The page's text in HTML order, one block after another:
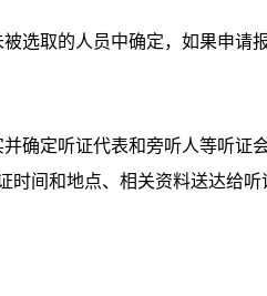
选取的人员中确定，如果申请
确定听证代表和旁听人等听
间和地点、相关资料送达给听